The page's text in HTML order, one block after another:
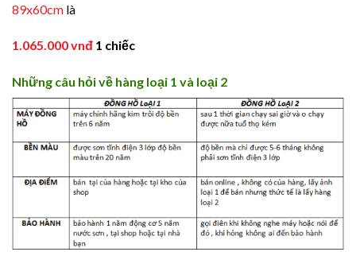
89x60cm là
1.065.000 vnđ 1 chiếc
Những câu hỏi về hàng loại 1 và loại 2